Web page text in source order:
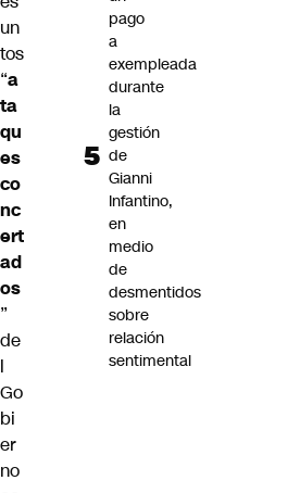
un
tos
“a
ta
qu
es
co
nc
ert
ad
os
”
de
l
Go
bi
er
no
pago
a
exempleada
durante
la
gestión
de
Gianni
Infantino,
en
medio
de
desmentidos
sobre
relación
sentimental